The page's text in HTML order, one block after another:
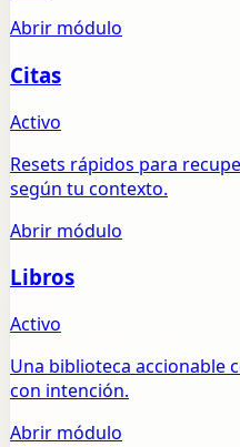
Abrir módulo
Citas
Activo
Resets rápidos para
según tu contexto.
Abrir módulo
Libros
Activo
Una biblioteca accionable
con intención.
Abrir módulo